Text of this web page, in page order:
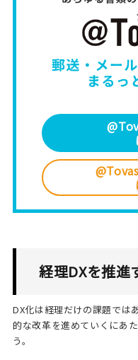
経理DXを推進
DX化は経理だけの課題では
的な改革を進めていくにあ
う。